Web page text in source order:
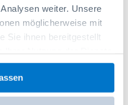
weiter. Unsere
möglicherweise mit
Sie ihnen bereitgestellt